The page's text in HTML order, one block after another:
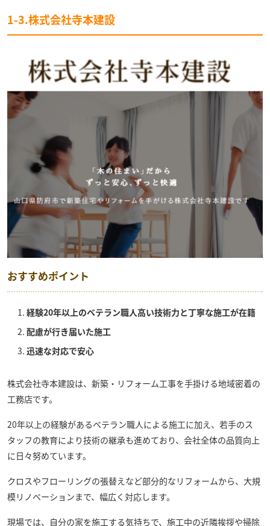
1-3.株式会社寺本建設
おすすめポイント
経験20年以上のベテラン職人高い技術力と丁寧な施工が在籍
配慮が行き届いた施工
迅速な対応で安心
株式会社寺本建設は、新築・リフォーム工事を手掛ける地域密着の
工務店です。
20年以上の経験があるベテラン職人による施工に加え、若手のス
タッフの教育により技術の継承も進めており、会社全体の品質向上
に日々努めています。
クロスやフローリングの張替えなど部分的なリフォームから、大規
模リノベーションまで、幅広く対応します。
現場では、自分の家を施工する気持ちで、施工中の近隣挨拶や掃除